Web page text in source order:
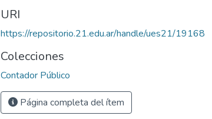
URI
https://repositorio.21.edu.ar/handle/ues21/19168
Colecciones
Contador Público
Página completa del ítem